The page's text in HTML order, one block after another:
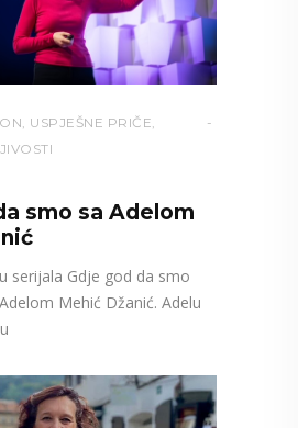
USPJEŠNE PRIČE
smo sa Adelom
serijala Gdje god da smo
Mehić Džanić. Adelu